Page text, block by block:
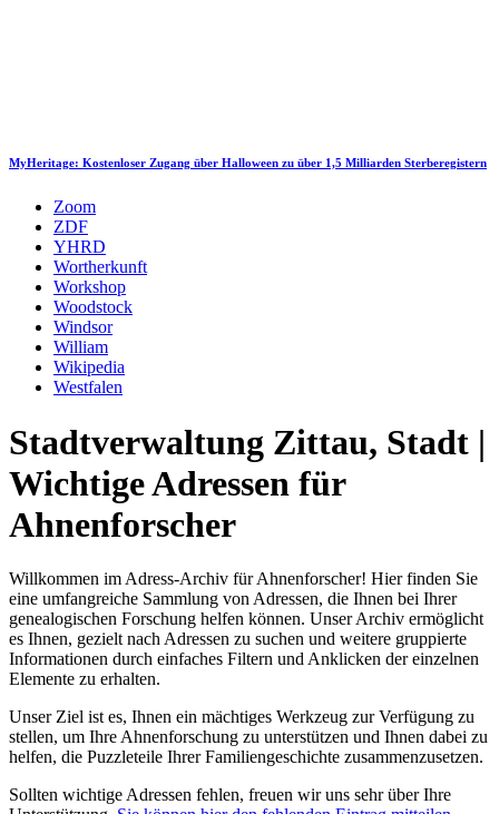
MyHeritage: Kostenloser Zugang über Halloween zu über 1,5 Milliarden Sterberegistern
Zoom
ZDF
YHRD
Wortherkunft
Workshop
Woodstock
Windsor
William
Wikipedia
Westfalen
Stadtverwaltung Zittau, Stadt |
Wichtige Adressen für
Ahnenforscher
Willkommen im Adress-Archiv für Ahnenforscher! Hier finden Sie
eine umfangreiche Sammlung von Adressen, die Ihnen bei Ihrer
genealogischen Forschung helfen können. Unser Archiv ermöglicht
es Ihnen, gezielt nach Adressen zu suchen und weitere gruppierte
Informationen durch einfaches Filtern und Anklicken der einzelnen
Elemente zu erhalten.
Unser Ziel ist es, Ihnen ein mächtiges Werkzeug zur Verfügung zu
stellen, um Ihre Ahnenforschung zu unterstützen und Ihnen dabei zu
helfen, die Puzzleteile Ihrer Familiengeschichte zusammenzusetzen.
Sollten wichtige Adressen fehlen, freuen wir uns sehr über Ihre